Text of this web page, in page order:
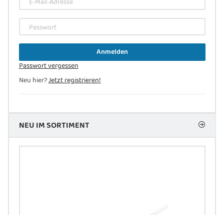
Passwort
Anmelden
Passwort vergessen
Neu hier?Jetzt registrieren!
NEU IM SORTIMENT